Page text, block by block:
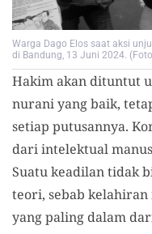
Warga Dago Elos saat aksi
di Bandung, 13 Juni 2024.
Hakim akan dituntut
nurani yang baik,
setiap putusannya.
dari intelektual
Suatu keadilan tidak
teori, sebab
yang paling dalam